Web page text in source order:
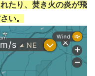
たり、焚き火の炎が飛
い。